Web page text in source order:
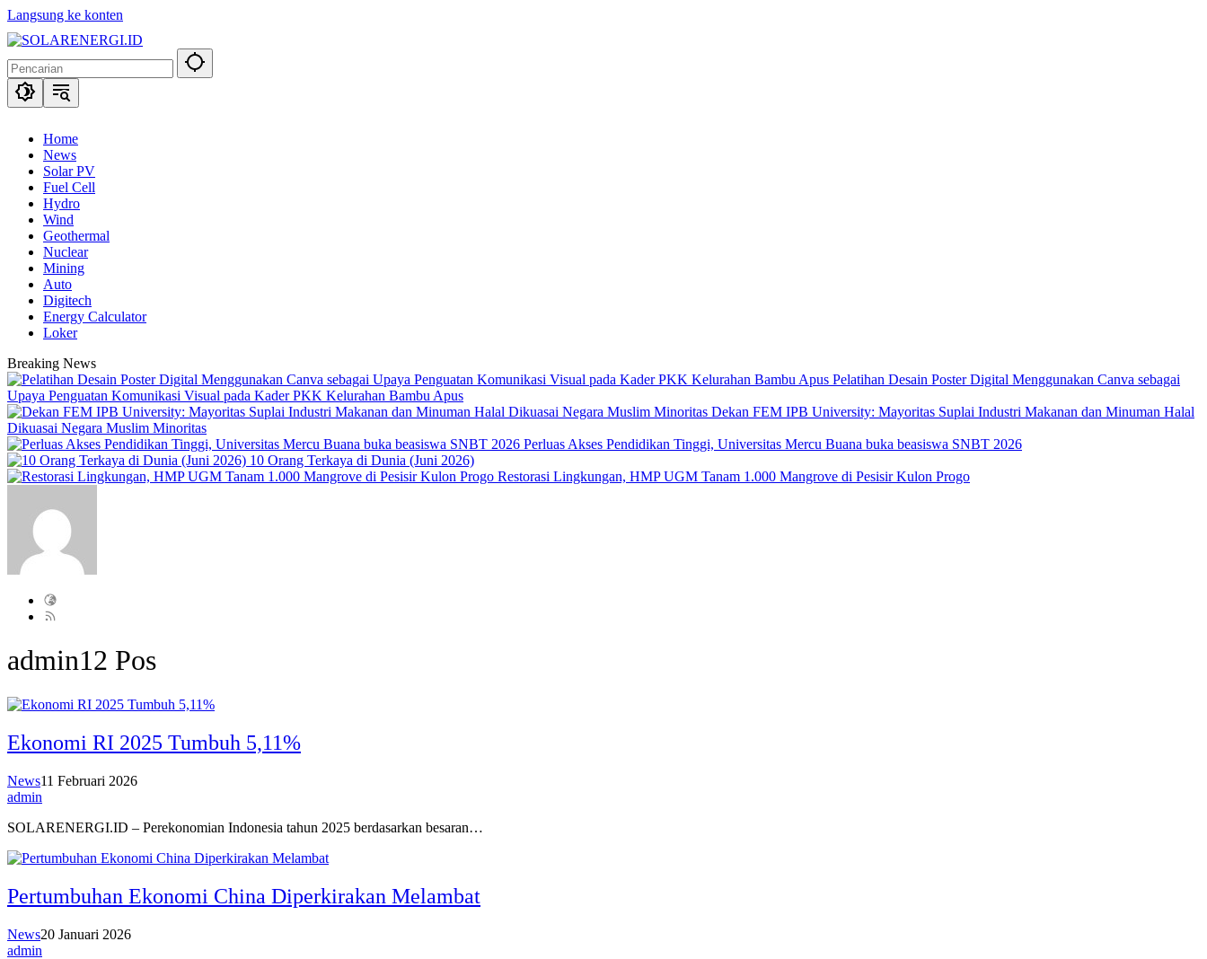
Langsung ke konten
Home
News
Solar PV
Fuel Cell
Hydro
Wind
Geothermal
Nuclear
Mining
Auto
Digitech
Energy Calculator
Loker
Breaking News
Pelatihan Desain Poster Digital Menggunakan Canva sebagai
Upaya Penguatan Komunikasi Visual pada Kader PKK Kelurahan Bambu Apus
Dekan FEM IPB University: Mayoritas Suplai Industri Makanan dan Minuman Halal
Dikuasai Negara Muslim Minoritas
Perluas Akses Pendidikan Tinggi, Universitas Mercu Buana buka beasiswa SNBT 2026
10 Orang Terkaya di Dunia (Juni 2026)
Restorasi Lingkungan, HMP UGM Tanam 1.000 Mangrove di Pesisir Kulon Progo
admin12 Pos
Ekonomi RI 2025 Tumbuh 5,11%
News11 Februari 2026
admin
SOLARENERGI.ID – Perekonomian Indonesia tahun 2025 berdasarkan besaran…
Pertumbuhan Ekonomi China Diperkirakan Melambat
News20 Januari 2026
admin